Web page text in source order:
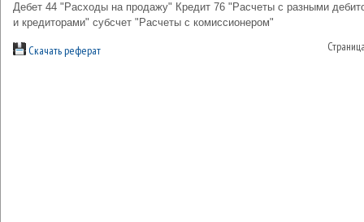
Дебет 44 "Расходы на продажу" Кредит 76 "Расчеты с разными
и кредиторами" субсчет "Расчеты с комиссионером"
Скачать реферат